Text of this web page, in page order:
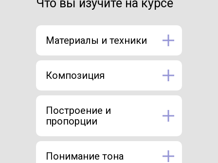
Что вы изучите на курсе
Материалы и техники
Композиция
Построение и
пропорции
Понимание тона